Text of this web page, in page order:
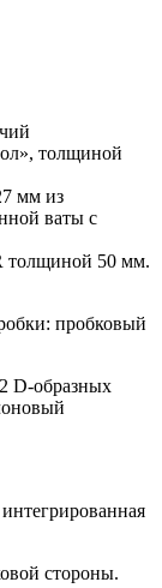
толщиной
мм из
ваты с
толщиной 50 мм.
пробковый
D-образных
стороны.